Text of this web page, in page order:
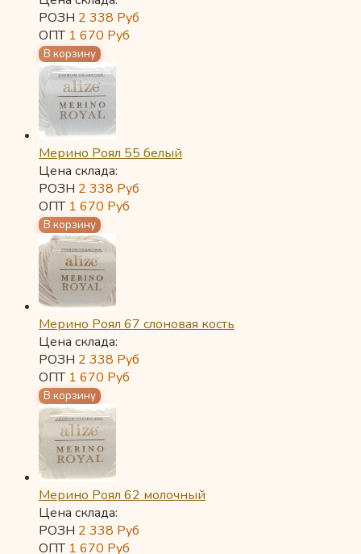
РОЗН 2 338 Руб
ОПТ 1 670 Руб
Мерино Роял 55 белый
Цена склада:
РОЗН 2 338 Руб
ОПТ 1 670 Руб
Мерино Роял 67 слоновая кость
Цена склада:
РОЗН 2 338 Руб
ОПТ 1 670 Руб
Мерино Роял 62 молочный
Цена склада:
РОЗН 2 338 Руб
ОПТ 1 670 Руб